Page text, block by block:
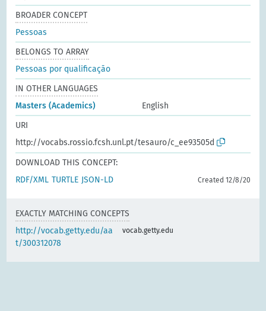
BROADER CONCEPT
Pessoas
BELONGS TO ARRAY
Pessoas por qualificação
IN OTHER LANGUAGES
Masters (Academics)
English
URI
http://vocabs.rossio.fcsh.unl.pt/tesauro/c_ee93505d
DOWNLOAD THIS CONCEPT:
RDF/XML TURTLE JSON-LD Created 12/8/20
EXACTLY MATCHING CONCEPTS
http://vocab.getty.edu/aa
t/300312078
vocab.getty.edu